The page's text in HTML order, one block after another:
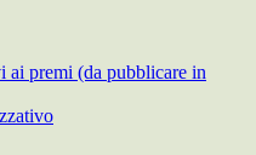
ai premi (da pubblicare in